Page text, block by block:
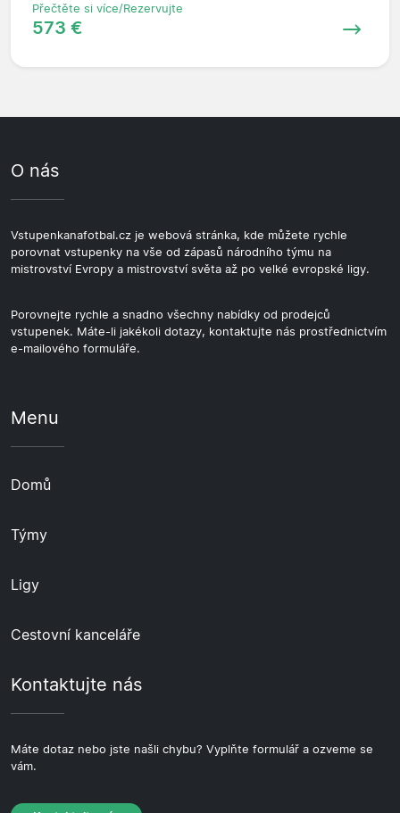
Přečtěte si více/Rezervujte
573 €
O nás
Vstupenkanafotbal.cz je webová stránka, kde můžete rychle
porovnat vstupenky na vše od zápasů národního týmu na
mistrovství Evropy a mistrovství světa až po velké evropské ligy.
Porovnejte rychle a snadno všechny nabídky od prodejců
vstupenek. Máte-li jakékoli dotazy, kontaktujte nás prostřednictvím
e-mailového formuláře.
Menu
Domů
Týmy
Ligy
Cestovní kanceláře
Kontaktujte nás
Máte dotaz nebo jste našli chybu? Vyplňte formulář a ozveme se
vám.